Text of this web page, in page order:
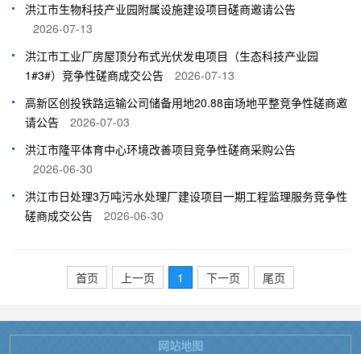
洪江市生物科技产业园附属设施建设项目磋商邀请公告
2026-07-13
洪江市工业厂房屋顶分布式光伏发电项目（生态科技产业园
1#3#）竞争性磋商成交公告
2026-07-13
高新区创投铁路运输公司储备用地20.88亩场地平整竞争性磋商邀
请公告
2026-07-03
洪江市隆平体育中心环境改善项目竞争性磋商采购公告
2026-06-30
洪江市日处理3万吨污水处理厂建设项目一期工程监理服务竞争性
磋商成交公告
2026-06-30
首页 上一页 1 下一页 尾页
网站地图